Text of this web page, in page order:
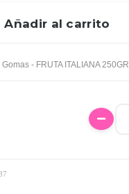
Añadir al carrito
- FRUTA ITALIANA 250GR